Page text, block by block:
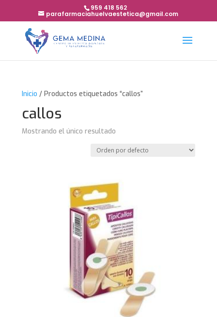
959 418 562
parafarmaciahuelvaestetica@gmail.com
Inicio / Productos etiquetados “callos”
callos
Mostrando el único resultado